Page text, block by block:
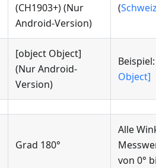
(CH1903+)(Nur
Android-Version)
(
[object Object]
(Nur Android-
Version)
Object]
Grad 180°
Alle
von 0°